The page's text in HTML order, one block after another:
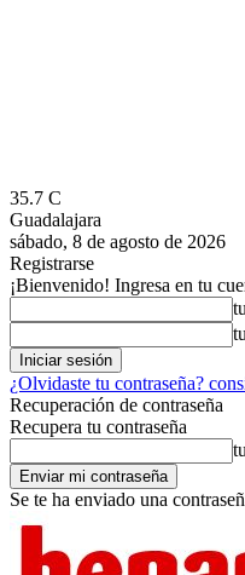
35.7 C
Guadalajara
sábado, 8 de agosto de 2026
Registrarse
¡Bienvenido! Ingresa en tu
¿Olvidaste tu contraseña?
Recuperación de contraseña
Recupera tu contraseña
Se te ha enviado una